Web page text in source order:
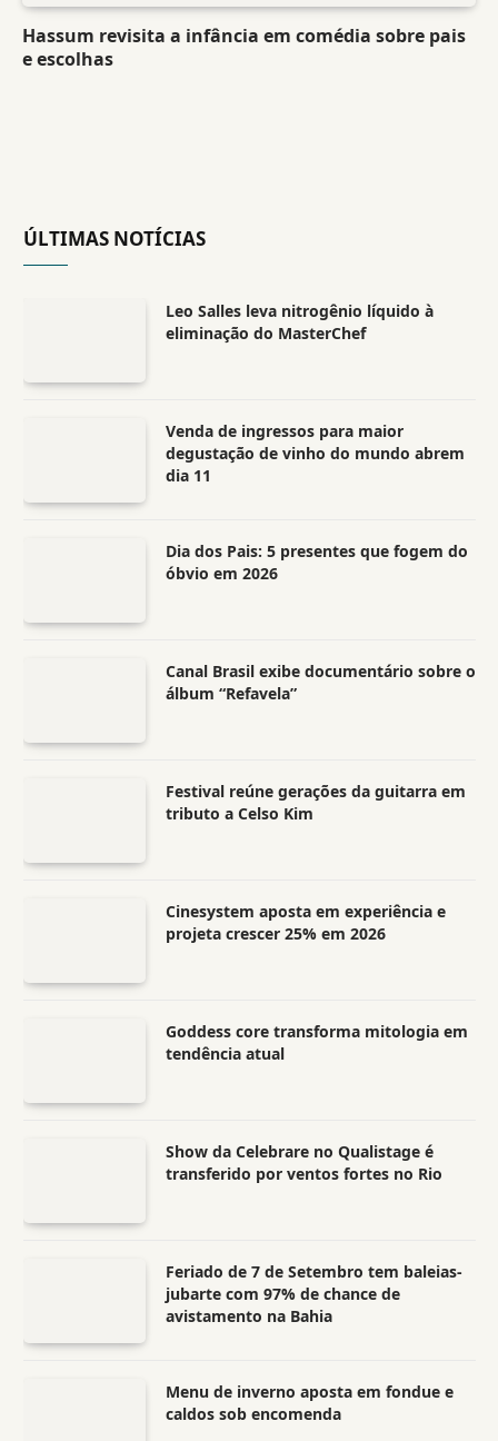
Hassum revisita a infância em comédia sobre pais
e escolhas
ÚLTIMAS NOTÍCIAS
Leo Salles leva nitrogênio líquido à
eliminação do MasterChef
Venda de ingressos para maior
degustação de vinho do mundo abrem
dia 11
Dia dos Pais: 5 presentes que fogem do
óbvio em 2026
Canal Brasil exibe documentário sobre o
álbum “Refavela”
Festival reúne gerações da guitarra em
tributo a Celso Kim
Cinesystem aposta em experiência e
projeta crescer 25% em 2026
Goddess core transforma mitologia em
tendência atual
Show da Celebrare no Qualistage é
transferido por ventos fortes no Rio
Feriado de 7 de Setembro tem baleias-
jubarte com 97% de chance de
avistamento na Bahia
Menu de inverno aposta em fondue e
caldos sob encomenda